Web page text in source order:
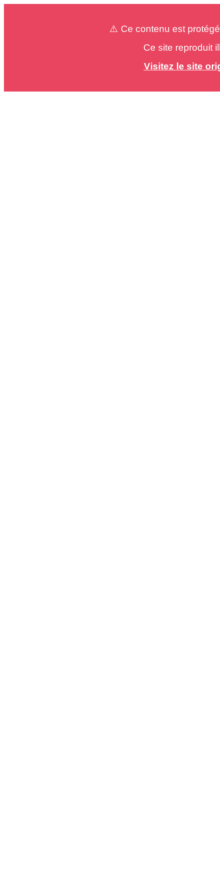
⚠️ Ce contenu est
Ce site reproduit
Visitez le site